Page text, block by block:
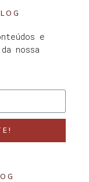
e
nossa